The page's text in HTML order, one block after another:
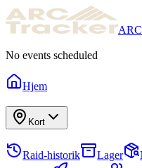
No events scheduled
Hjem
Kort
Raid-historik Lager